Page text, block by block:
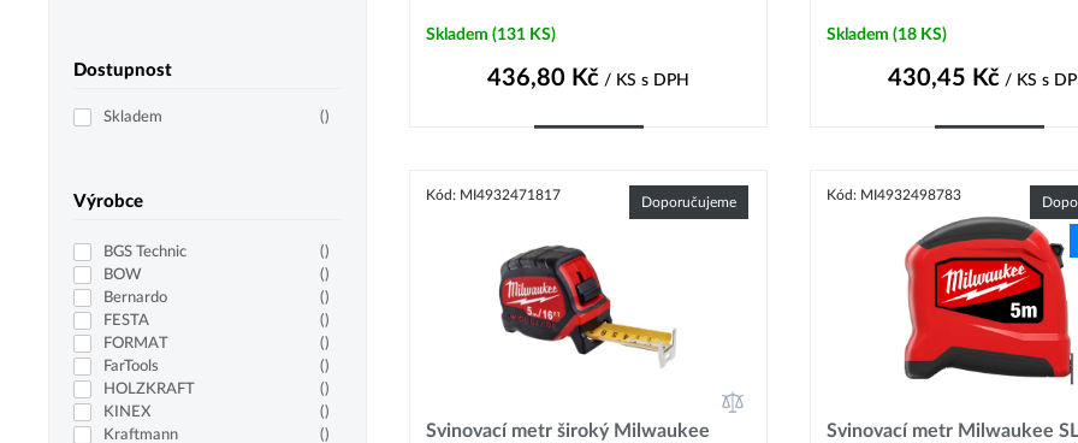
Dostupnost
Skladem ()
Výrobce
BGS Technic ()
BOW
()
Bernardo
()
FESTA
()
FORMAT
()
FarTools
()
HOLZKRAFT
()
KINEX
()
Kraftmann
()
Skladem (131 KS)
436,80 Kč / KS s DPH
Skladem (18 KS)
430,45 Kč / KS s
Kód: MI4932471817 Doporučujeme
Svinovací metr široký Milwaukee
Kód: MI4932498783
Svinovací metr Milwaukee